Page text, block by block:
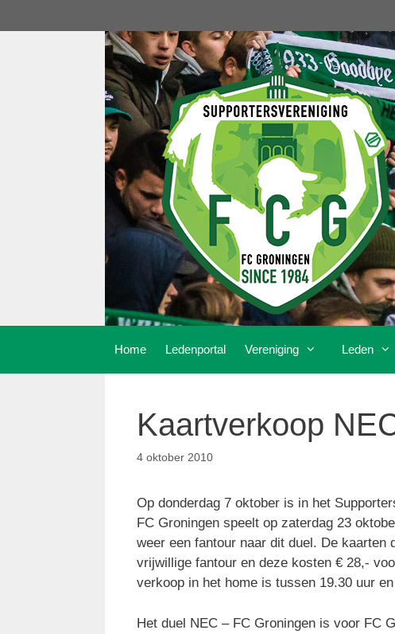
naar
Home Ledenportal Vereniging Leden
Kaartverkoop
4 oktober 2010
Op donderdag 7 oktober is in het
FC Groningen speelt op zaterdag 23
weer een fantour naar dit duel. De
vrijwillige fantour en deze kosten € 28,-
verkoop in het home is tussen 19.30 uur
Het duel NEC – FC Groningen is voor FC